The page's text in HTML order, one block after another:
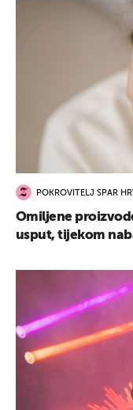
POKROVITELJ SPAR
Omiljene
usput, tijekom